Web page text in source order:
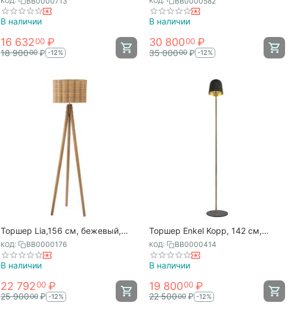
В наличии
16 63200 ₽
18 90000 ₽ -12%
В наличии
30 80000 ₽
35 00000 ₽ -12%
Торшер Lia,156 см, бежевый,
Bergenson Bjorn
КОД: BB0000176
В наличии
22 79200 ₽
25 90000 ₽ -12%
Торшер Enkel Kopp, 142 см,
черный/золотистый, Bergenson
Bjorn
КОД: BB0000414
В наличии
19 80000 ₽
22 50000 ₽ -12%